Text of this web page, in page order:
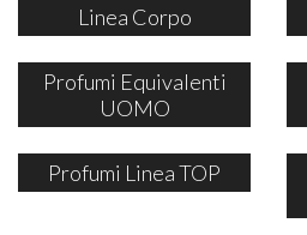
Linea Corpo
Profumi Equivalenti
UOMO
Profumi Linea TOP